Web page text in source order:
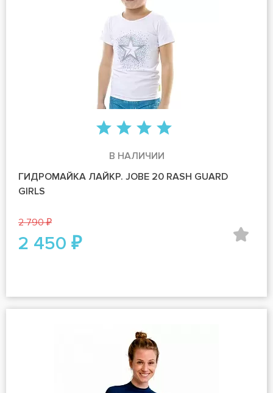
В НАЛИЧИИ
ГИДРОМАЙКА ЛАЙКР. JOBE 20 RASH GUARD
GIRLS
2 790 ₽
2 450 ₽